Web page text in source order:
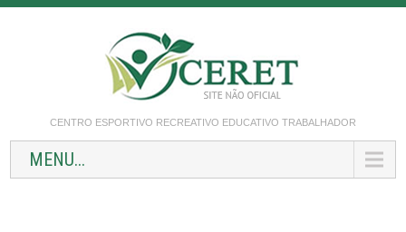
CENTRO ESPORTIVO RECREATIVO EDUCATIVO TRABALHADOR
MENU...